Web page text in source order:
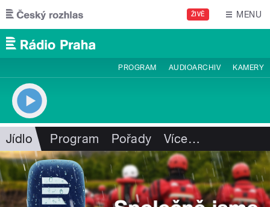
Přejít k hlavnímu obsahu
ŽIVĚ MENU
PROGRAM AUDIOARCHIV KAMERY
Jídlo Program Pořady Více…